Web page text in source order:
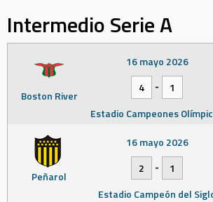
Intermedio Serie A
Boston River
16 mayo 2026
4
-
1
Estadio Campeones
Peñarol
16 mayo 2026
2
-
1
Estadio Campeón del